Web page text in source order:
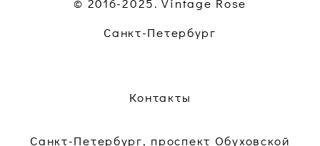
Санкт-Петербург
Контакты
Санкт-Петербург, проспект Обуховской